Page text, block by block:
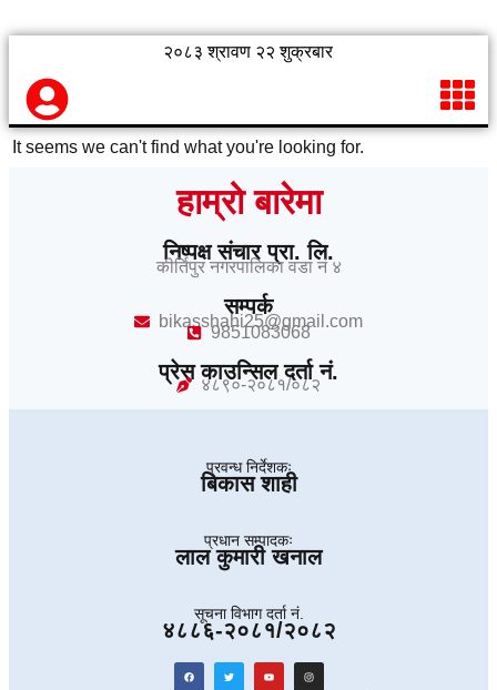
२०८३ श्रावण २२ शुक्रबार
It seems we can't find what you're looking for.
हाम्रो बारेमा
निष्पक्ष संचार प्रा. लि.
कीर्तिपुर नगरपालिका वडा नं ४
सम्पर्क
bikasshahi25@gmail.com
9851083068
प्रेस काउन्सिल दर्ता नं.
४८९०-२०८१/०८२
प्रवन्ध निर्देशकः
बिकास शाही
प्रधान सम्पादकः
लाल कुमारी खनाल
सूचना विभाग दर्ता नं.
४८८६-२०८१/२०८२